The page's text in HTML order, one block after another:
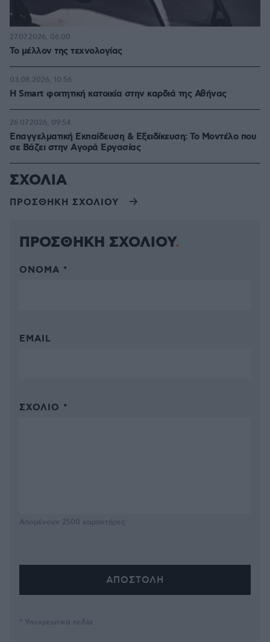
Το μέλλον της τεχνολογίας
27.07.2026, 06:00
Η Smart φοιτητική κατοικία στην καρδιά της Αθήνας
03.08.2026, 10:56
Επαγγελματική Εκπαίδευση & Εξειδίκευση: Το Mοντέλο που
σε Bάζει στην Aγορά Eργασίας
26.07.2026, 09:54
ΣΧΟΛΙΑ
ΠΡΟΣΘΗΚΗ ΣΧΟΛΙΟΥ
ΠΡΟΣΘΗΚΗ ΣΧΟΛΙΟΥ
ΌΝΟΜΑ *
EMAIL
ΣΧΌΛΙΟ *
Απομένουν 2500 χαρακτήρες
* Υποχρεωτικά πεδία